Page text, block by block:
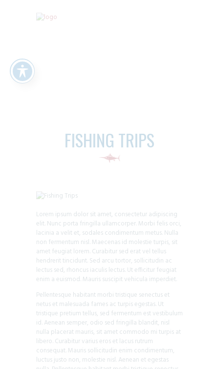
FISHING TRIPS
Lorem ipsum dolor sit amet, consectetur adipiscing
elit. Nunc porta fringilla ullamcorper. Morbi felis orci,
lacinia a velit et, sodales condimentum metus. Nulla
non fermentum nisl. Maecenas id molestie turpis, sit
amet feugiat lorem. Curabitur sed erat vel tellus
hendrerit tincidunt. Sed arcu tortor, sollicitudin ac
lectus sed, rhoncus iaculis lectus. Ut efficitur feugiat
enim a euismod. Mauris suscipit vehicula imperdiet.
Pellentesque habitant morbi tristique senectus et
netus et malesuada fames ac turpis egestas. Ut
tristique pretium tellus, sed fermentum est vestibulum
id. Aenean semper, odio sed fringilla blandit, nisl
nulla placerat mauris, sit amet commodo mi turpis at
libero. Curabitur varius eros et lacus rutrum
consequat. Mauris sollicitudin enim condimentum,
luctus justo non, molestie nisl. Aenean et egestas